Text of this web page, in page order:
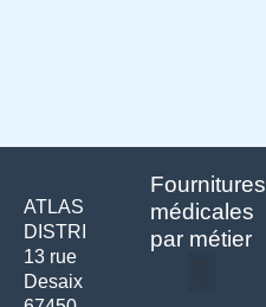
ATLAS
DISTRI
13 rue
Desaix
Fournitures
médicales
par métier